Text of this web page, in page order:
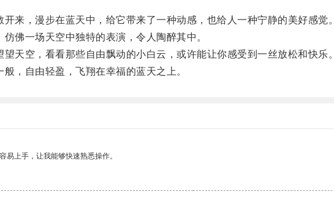
，漫步在蓝天中，给它带来了一种动感，也给人一种宁静的美好感觉。
一场天空中独特的表演，令人陶醉其中。
空，看看那些自由飘动的小白云，或许能让你感受到一丝放松和快乐。
自由轻盈，飞翔在幸福的蓝天之上。
易上手，让我能够快速熟悉操作。